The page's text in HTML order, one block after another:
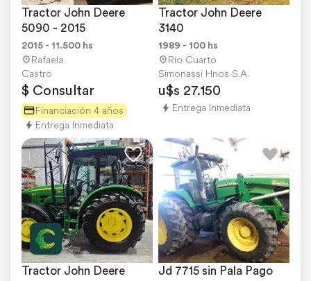
Tractor John Deere
5090 - 2015
2015 - 11.500 hs
Rafaela
Castro
$ Consultar
Financiación 4 años
Entrega Inmediata
Tractor John Deere
3140
1989 - 100 hs
Río Cuarto
Simonassi Hnos S.A.
u$s 27.150
Entrega Inmediata
Tractor John Deere
Jd 7715 sin Pala Pago